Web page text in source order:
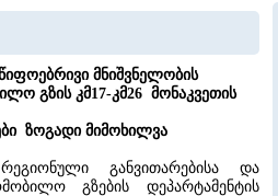
მნიშვნელობის
გზის კმ17-კმ26 მონაკვეთის
ზოგადი მიმოხილვა
განვითარებისა და
გზების დეპარტამენტის